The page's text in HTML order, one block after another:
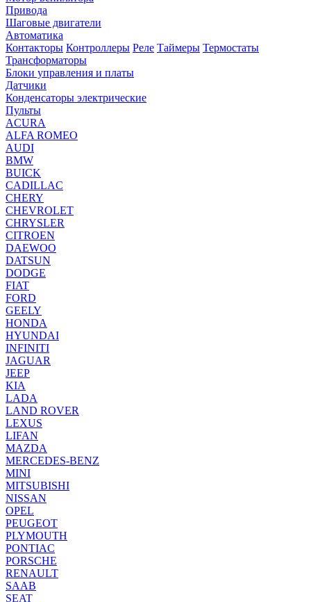
Привода
Шаговые двигатели
Автоматика
Контакторы Контроллеры Реле Таймеры Термостаты
Трансформаторы
Блоки управления и платы
Датчики
Конденсаторы электрические
Пульты
ACURA
ALFA ROMEO
AUDI
BMW
BUICK
CADILLAC
CHERY
CHEVROLET
CHRYSLER
CITROEN
DAEWOO
DATSUN
DODGE
FIAT
FORD
GEELY
HONDA
HYUNDAI
INFINITI
JAGUAR
JEEP
KIA
LADA
LAND ROVER
LEXUS
LIFAN
MAZDA
MERCEDES-BENZ
MINI
MITSUBISHI
NISSAN
OPEL
PEUGEOT
PLYMOUTH
PONTIAC
PORSCHE
RENAULT
SAAB
SEAT